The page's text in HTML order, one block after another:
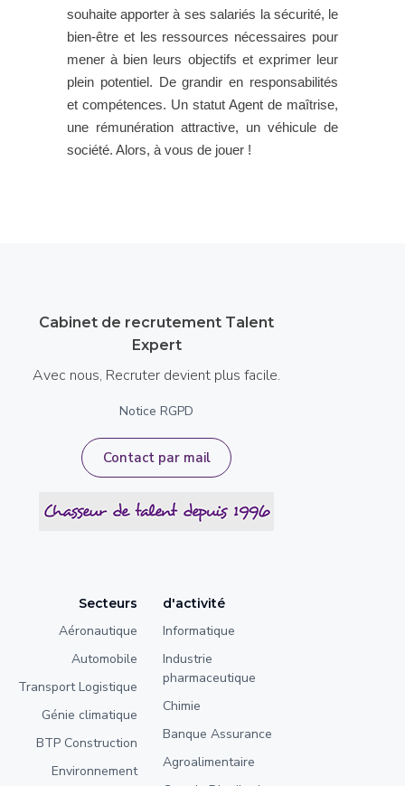
souhaite apporter à ses salariés la sécurité, le
bien-être et les ressources nécessaires pour
mener à bien leurs objectifs et exprimer leur
plein potentiel. De grandir en responsabilités
et compétences. Un statut Agent de maîtrise,
une rémunération attractive, un véhicule de
société. Alors, à vous de jouer !
Cabinet de recrutement Talent
Expert
Avec nous, Recruter devient plus facile.
Notice RGPD
Contact par mail
Secteurs
Aéronautique
Automobile
Transport Logistique
Génie climatique
BTP Construction
Environnement
d'activité
Informatique
Industrie
pharmaceutique
Chimie
Banque Assurance
Agroalimentaire